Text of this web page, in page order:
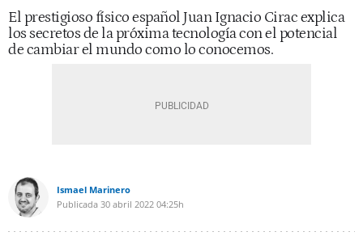
El prestigioso físico español Juan Ignacio Cirac explica
los secretos de la próxima tecnología con el potencial
de cambiar el mundo como lo conocemos.
Ismael Marinero
Publicada 30 abril 2022 04:25h